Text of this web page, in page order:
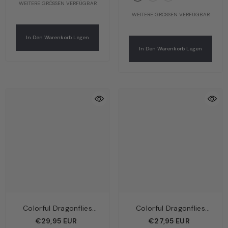
WEITERE GRÖSSEN VERFÜGBAR
In Den Warenkorb Legen
WEITERE GRÖSSEN VERFÜGBAR
In Den Warenkorb Legen
Colorful Dragonflies
Kinder Unterhemd 2er-
€29,95 EUR
Colorful Dragonflies
Kinder Boxershorts Pink
€27,95 EUR